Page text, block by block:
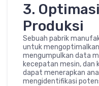
3.
Produksi
Sebuah pabrik
untuk
mengumpulkan data
kecepatan mesin, dan
dapat menerapkan
mengidentifikasi